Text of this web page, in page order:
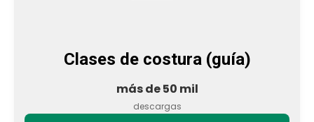
Clases de costura (guía)
más de 50 mil
descargas